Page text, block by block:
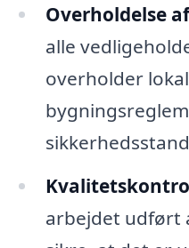
Overholdelse
alle
overholder
arbejdet udført